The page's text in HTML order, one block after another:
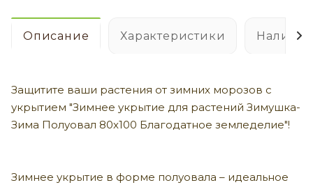
Описание Характеристики
Защитите ваши растения от зимних морозов с
укрытием "Зимнее укрытие для растений Зимушка-
Зима Полуовал 80х100 Благодатное земледелие"!
Зимнее укрытие в форме полуовала – идеальное